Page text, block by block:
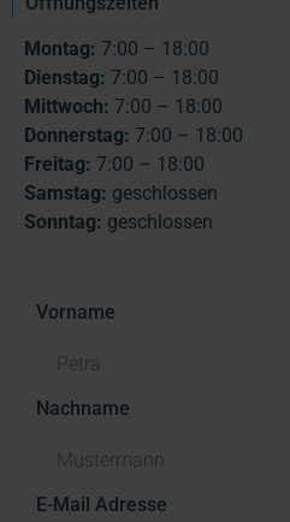
Montag: 7:00 – 18:00
Dienstag: 7:00 – 18:00
Mittwoch: 7:00 – 18:00
Donnerstag: 7:00 – 18:00
Freitag: 7:00 – 18:00
Samstag: geschlossen
Sonntag: geschlossen
Vorname
Nachname
E-Mail Adresse